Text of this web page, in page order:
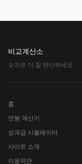
비교계산소
숫자로 더 잘 판단하세요
홈
연봉 계산기
성과급 시뮬레이터
사이트 소개
이용약관